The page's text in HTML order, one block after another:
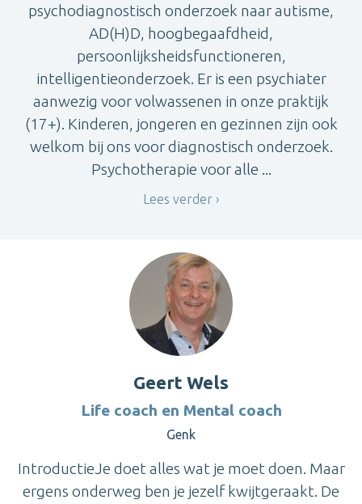
psychodiagnostisch onderzoek naar autisme,
AD(H)D, hoogbegaafdheid,
persoonlijksheidsfunctioneren,
intelligentieonderzoek. Er is een psychiater
aanwezig voor volwassenen in onze praktijk
(17+). Kinderen, jongeren en gezinnen zijn ook
welkom bij ons voor diagnostisch onderzoek.
Psychotherapie voor alle ...
Lees verder
Geert Wels
Life coach en Mental coach
Genk
IntroductieJe doet alles wat je moet doen. Maar
ergens onderweg ben je jezelf kwijtgeraakt. De